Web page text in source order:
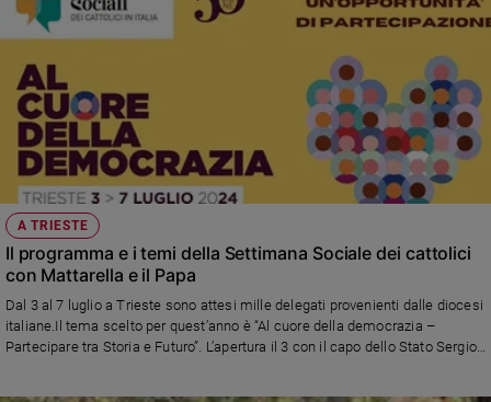
A TRIESTE
Il programma e i temi della Settimana Sociale dei cattolici
con Mattarella e il Papa
Dal 3 al 7 luglio a Trieste sono attesi mille delegati provenienti dalle diocesi
italiane.Il tema scelto per quest’anno è “Al cuore della democrazia –
Partecipare tra Storia e Futuro”. L’apertura il 3 con il capo dello Stato Sergio